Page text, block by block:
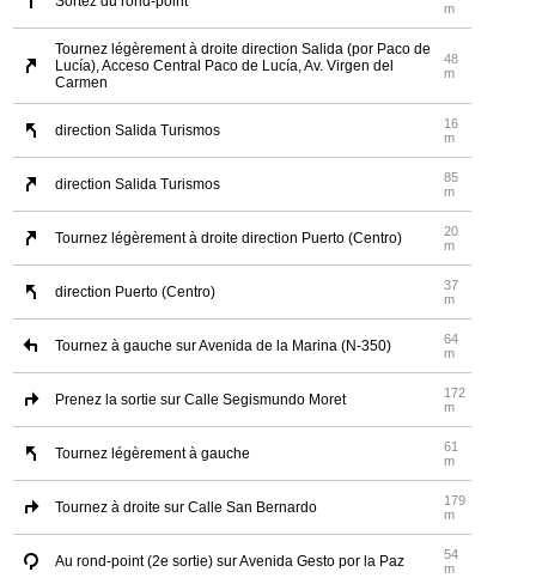
m
Tournez légèrement à droite direction Salida (por Paco de
Lucía), Acceso Central Paco de Lucía, Av. Virgen del
Carmen
48
m
direction Salida Turismos
16
m
direction Salida Turismos
85
m
Tournez légèrement à droite direction Puerto (Centro)
20
m
direction Puerto (Centro)
37
m
Tournez à gauche sur Avenida de la Marina (N-350)
64
m
Prenez la sortie sur Calle Segismundo Moret
172
m
Tournez légèrement à gauche
61
m
Tournez à droite sur Calle San Bernardo
179
m
Au rond-point (2e sortie) sur Avenida Gesto por la Paz
54
m